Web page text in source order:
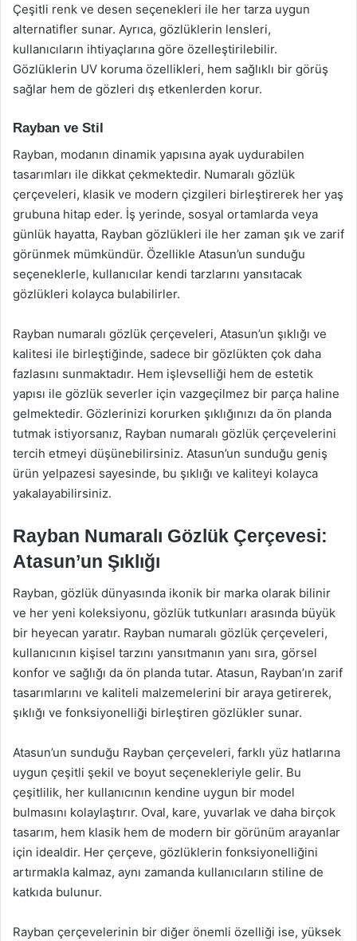
Çeşitli renk ve desen seçenekleri ile her tarza uygun
alternatifler sunar. Ayrıca, gözlüklerin lensleri,
kullanıcıların ihtiyaçlarına göre özelleştirilebilir.
Gözlüklerin UV koruma özellikleri, hem sağlıklı bir görüş
sağlar hem de gözleri dış etkenlerden korur.
Rayban ve Stil
Rayban, modanın dinamik yapısına ayak uydurabilen
tasarımları ile dikkat çekmektedir. Numaralı gözlük
çerçeveleri, klasik ve modern çizgileri birleştirerek her yaş
grubuna hitap eder. İş yerinde, sosyal ortamlarda veya
günlük hayatta, Rayban gözlükleri ile her zaman şık ve zarif
görünmek mümkündür. Özellikle Atasun’un sunduğu
seçeneklerle, kullanıcılar kendi tarzlarını yansıtacak
gözlükleri kolayca bulabilirler.
Rayban numaralı gözlük çerçeveleri, Atasun’un şıklığı ve
kalitesi ile birleştiğinde, sadece bir gözlükten çok daha
fazlasını sunmaktadır. Hem işlevselliği hem de estetik
yapısı ile gözlük severler için vazgeçilmez bir parça haline
gelmektedir. Gözlerinizi korurken şıklığınızı da ön planda
tutmak istiyorsanız, Rayban numaralı gözlük çerçevelerini
tercih etmeyi düşünebilirsiniz. Atasun’un sunduğu geniş
ürün yelpazesi sayesinde, bu şıklığı ve kaliteyi kolayca
yakalayabilirsiniz.
Rayban Numaralı Gözlük Çerçevesi:
Atasun’un Şıklığı
Rayban, gözlük dünyasında ikonik bir marka olarak bilinir
ve her yeni koleksiyonu, gözlük tutkunları arasında büyük
bir heyecan yaratır. Rayban numaralı gözlük çerçeveleri,
kullanıcının kişisel tarzını yansıtmanın yanı sıra, görsel
konfor ve sağlığı da ön planda tutar. Atasun, Rayban’ın zarif
tasarımlarını ve kaliteli malzemelerini bir araya getirerek,
şıklığı ve fonksiyonelliği birleştiren gözlükler sunar.
Atasun’un sunduğu Rayban çerçeveleri, farklı yüz hatlarına
uygun çeşitli şekil ve boyut seçenekleriyle gelir. Bu
çeşitlilik, her kullanıcının kendine uygun bir model
bulmasını kolaylaştırır. Oval, kare, yuvarlak ve daha birçok
tasarım, hem klasik hem de modern bir görünüm arayanlar
için idealdir. Her çerçeve, gözlüklerin fonksiyonelliğini
artırmakla kalmaz, aynı zamanda kullanıcıların stiline de
katkıda bulunur.
Rayban çerçevelerinin bir diğer önemli özelliği ise, yüksek